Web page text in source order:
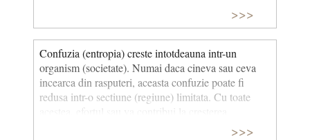
>>>
Confuzia (entropia) creste intotdeauna intr-un
organism (societate). Numai daca cineva sau ceva
incearca din rasputeri, aceasta confuzie poate fi
redusa intr-o sectiune (regiune) limitata. Cu toate
acestea, efortul sau va contribui la cresterea
>>>